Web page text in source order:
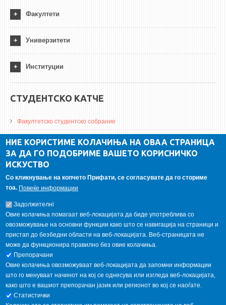
Факултети
Универзитети
Институции
СТУДЕНТСКО КАТЧЕ
Факултетско студентско собрание
ДА Винчи магазин
Алумни асоцијација
ГАЛЕРИЈА
НИЕ КОРИСТИМЕ КОЛАЧИЊА НА ОВАА СТРАНИЦА
ЗА ДА ГО ПОДОБРИМЕ ВАШЕТО КОРИСНИЧКО
ИСКУСТВО
Со кликнување на копчето Прифати, се согласувате да го сториме
тоа. Повеќе информации
Задолжителнi
Овие колачиња помагаат веб-локацијата да биде употреблива со
овозможување на основни функции како што се навигација на страници и
пристап до безбедни области на веб-локацијата. Веб-страницата не
може да функционира правилно без овие колачиња.
Препорачани
Овие колачиња овозможуваат веб-локацијата да запомни информации
што го менуваат начинот на кој се однесува или изгледа веб-локацијата,
како што е вашиот препорачан јазик или регионот во кој се наоѓате.
Статистички